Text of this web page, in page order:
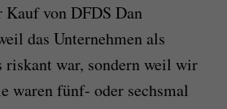
von DFDS Dan
das Unternehmen als
riskant war, sondern weil wir
waren fünf- oder sechsmal